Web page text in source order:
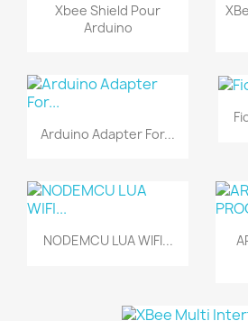
Xbee Shield Pour
Arduino
Arduino Adapter For...
NODEMCU LUA WIFI...